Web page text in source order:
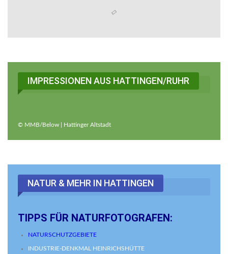
IMPRESSIONEN AUS HATTINGEN/RUHR
© MMB/Below | Hattinger Altstadt
NATUR & MEHR IN HATTINGEN
TIPPS FÜR NATURFOTOGRAFEN:
NATURSCHUTZGEBIETE
INDUSTRIE-DENKMAL HEINRICHSHÜTTE